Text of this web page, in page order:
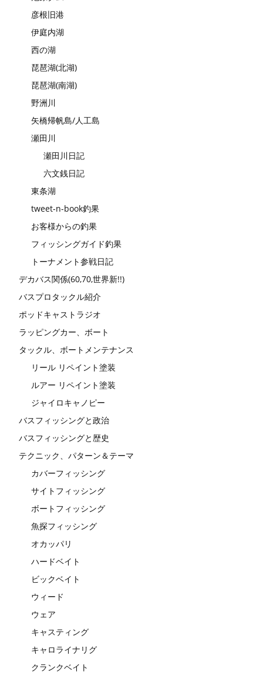
彦根旧港
伊庭内湖
西の湖
琵琶湖(北湖)
琵琶湖(南湖)
野洲川
矢橋帰帆島/人工島
瀬田川
瀬田川日記
六文銭日記
東条湖
tweet-n-book釣果
お客様からの釣果
フィッシングガイド釣果
トーナメント参戦日記
デカバス関係(60,70,世界新!!)
バスプロタックル紹介
ポッドキャストラジオ
ラッピングカー、ボート
タックル、ボートメンテナンス
リール リペイント塗装
ルアー リペイント塗装
ジャイロキャノピー
バスフィッシングと政治
バスフィッシングと歴史
テクニック、パターン＆テーマ
カバーフィッシング
サイトフィッシング
ボートフィッシング
魚探フィッシング
オカッパリ
ハードベイト
ビックベイト
ウィード
ウェア
キャスティング
キャロライナリグ
クランクベイト